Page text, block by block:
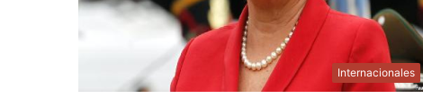
Internacionales